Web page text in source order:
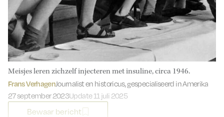
Meisjes leren zichzelf injecteren met insuline, circa 1946.
Frans VerhagenJournalist en historicus, gespecialiseerd in Amerika
Gepubliceerd op:
27 september 2023Update 11 juli 2025
Bewaar bericht